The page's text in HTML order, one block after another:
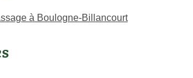
à Boulogne-Billancourt